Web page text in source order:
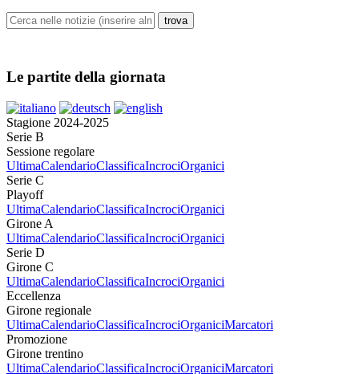
Le partite della giornata
Stagione 2024-2025
Serie B
Sessione regolare
UltimaCalendarioClassificaIncrociOrganici
Serie C
Playoff
UltimaCalendarioClassificaIncrociOrganici
Girone A
UltimaCalendarioClassificaIncrociOrganici
Serie D
Girone C
UltimaCalendarioClassificaIncrociOrganici
Eccellenza
Girone regionale
UltimaCalendarioClassificaIncrociOrganiciMarcatori
Promozione
Girone trentino
UltimaCalendarioClassificaIncrociOrganiciMarcatori